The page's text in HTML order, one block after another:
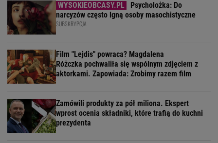
Psycholożka: Do
narcyzów często lgną osoby masochistyczne
SUBSKRYPCJA
Film "Lejdis" powraca? Magdalena
Różczka pochwaliła się wspólnym zdjęciem z
aktorkami. Zapowiada: Zrobimy razem film
Zamówili produkty za pół miliona. Ekspert
wprost ocenia składniki, które trafią do kuchni
prezydenta